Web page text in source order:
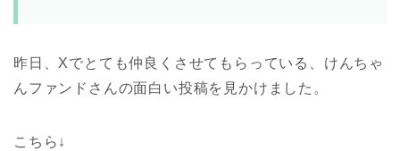
昨日、Xでとても仲良くさせてもらっている、けんちゃ
んファンドさんの面白い投稿を見かけました。
こちら↓